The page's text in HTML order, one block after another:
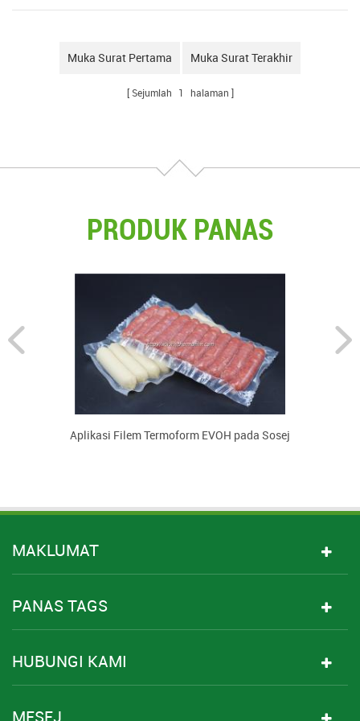
fogging filem; filem anti-ultraungu; filem anti-statik; filem beg air; filem
Muka Surat Pertama Muka Surat Terakhir
Sejumlah 1 halaman
PRODUK PANAS
Aplikasi Filem Termoform EVOH pada Sosej
MAKLUMAT
PANAS TAGS
HUBUNGI KAMI
MESEJ